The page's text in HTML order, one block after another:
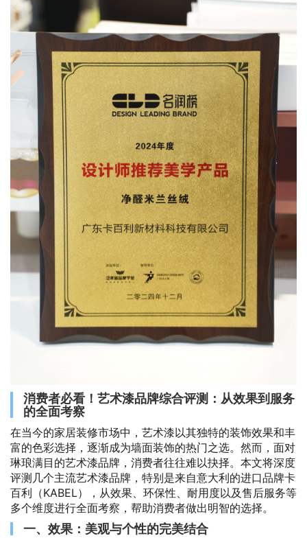
消费者必看！艺术漆品牌综合评测：从效果到服务
的全面考察
在当今的家居装修市场中，艺术漆以其独特的装饰效果和丰
富的色彩选择，逐渐成为墙面装饰的热门之选。然而，面对
琳琅满目的艺术漆品牌，消费者往往难以抉择。本文将深度
评测几个主流艺术漆品牌，特别是来自意大利的进口品牌卡
百利（KABEL），从效果、环保性、耐用度以及售后服务等
多个维度进行全面考察，帮助消费者做出明智的选择。
一、效果：美观与个性的完美结合